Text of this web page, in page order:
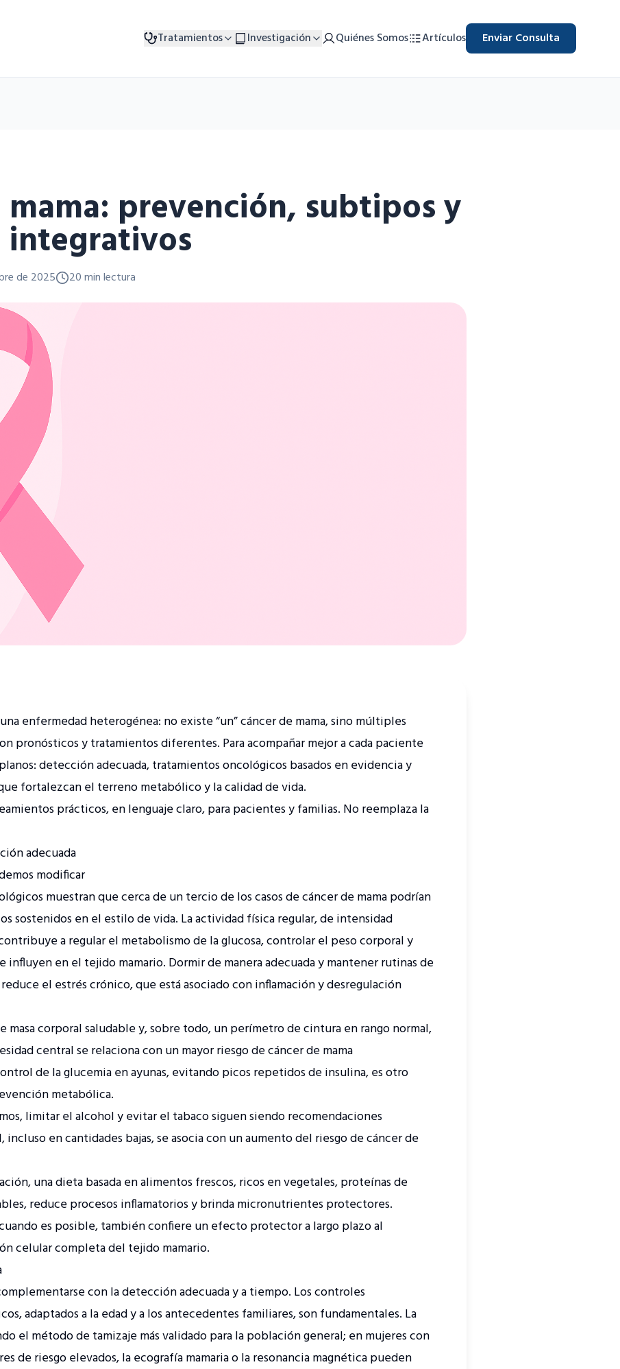
Tratamientos Investigación Quiénes Somos Artículos Enviar Consulta
mama: prevención, subtipos y
integrativos
de 2025 20 min lectura
enfermedad heterogénea: no existe “un” cáncer de mama, sino múltiples
pronósticos y tratamientos diferentes. Para acompañar mejor a cada paciente
detección adecuada, tratamientos oncológicos basados en evidencia y
fortalezcan el terreno metabólico y la calidad de vida.
prácticos, en lenguaje claro, para pacientes y familias. No reemplaza la
adecuada
modificar
muestran que cerca de un tercio de los casos de cáncer de mama podrían
sostenidos en el estilo de vida. La actividad física regular, de intensidad
a regular el metabolismo de la glucosa, controlar el peso corporal y
influyen en el tejido mamario. Dormir de manera adecuada y mantener rutinas de
el estrés crónico, que está asociado con inflamación y desregulación
masa corporal saludable y, sobre todo, un perímetro de cintura en rango normal,
central se relaciona con un mayor riesgo de cáncer de mama
de la glucemia en ayunas, evitando picos repetidos de insulina, es otro
metabólica.
limitar el alcohol y evitar el tabaco siguen siendo recomendaciones
incluso en cantidades bajas, se asocia con un aumento del riesgo de cáncer de
una dieta basada en alimentos frescos, ricos en vegetales, proteínas de
reduce procesos inflamatorios y brinda micronutrientes protectores.
es posible, también confiere un efecto protector a largo plazo al
celular completa del tejido mamario.
con la detección adecuada y a tiempo. Los controles
adaptados a la edad y a los antecedentes familiares, son fundamentales. La
el método de tamizaje más validado para la población general; en mujeres con
de riesgo elevados, la ecografía mamaria o la resonancia magnética pueden